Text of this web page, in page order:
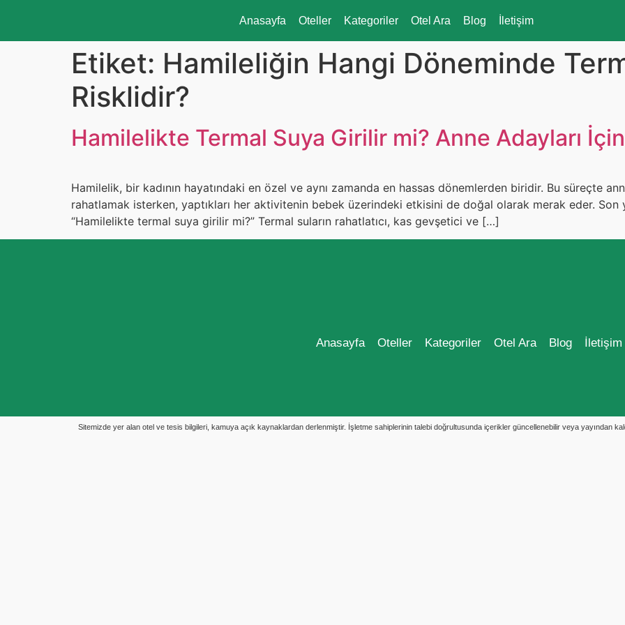
Anasayfa Oteller Kategoriler Otel Ara Blog İletişim
Etiket: Hamileliğin Hangi Döneminde
Risklidir?
Hamilelikte Termal Suya Girilir mi? Anne Adayları
Hamilelik, bir kadının hayatındaki en özel ve aynı zamanda en hassas dönemlerden biridir. Bu süreçte
rahatlamak isterken, yaptıkları her aktivitenin bebek üzerindeki etkisini de doğal olarak merak eder. Son
“Hamilelikte termal suya girilir mi?” Termal suların rahatlatıcı, kas gevşetici ve […]
Anasayfa Oteller Kategoriler Otel Ara Blog İletişim
Sitemizde yer alan otel ve tesis bilgileri, kamuya açık kaynaklardan derlenmiştir. İşletme sahiplerinin talebi doğrultusunda içerikler güncellenebilir veya yayından